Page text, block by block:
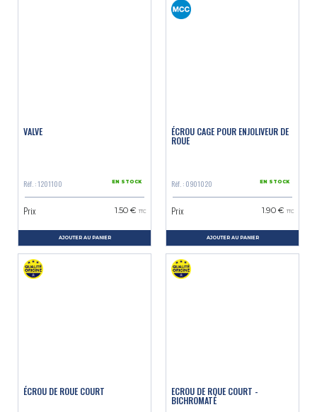
VALVE
Réf. : 1201100 EN STOCK
Prix 1.50 € TTC
AJOUTER AU PANIER
ÉCROU CAGE POUR ENJOLIVEUR DE
ROUE
Réf. : 0901020 EN STOCK
Prix 1.90 € TTC
AJOUTER AU PANIER
ÉCROU DE ROUE COURT ECROU DE ROUE COURT -
BICHROMATÉ